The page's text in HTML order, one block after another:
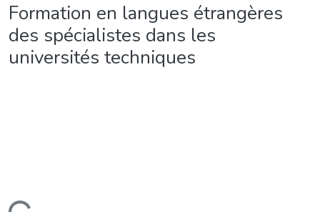
Formation en langues étrangères
des spécialistes dans les
universités techniques